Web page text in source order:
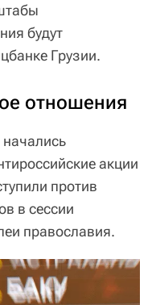
будут
Грузии.
отношения
акции
против
в сессии
православия.